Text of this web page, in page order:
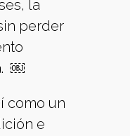
la
perder
￼
como un
e